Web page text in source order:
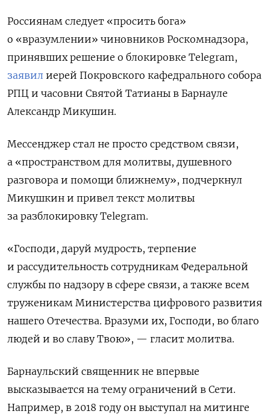
Россиянам следует «просить бога»
о «вразумлении» чиновников Роскомнадзора,
принявших решение о блокировке Telegram,
заявил иерей Покровского кафедрального собора
РПЦ и часовни Святой Татианы в Барнауле
Александр Микушин.
Мессенджер стал не просто средством связи,
а «пространством для молитвы, душевного
разговора и помощи ближнему», подчеркнул
Микушкин и привел текст молитвы
за разблокировку Telegram.
«Господи, даруй мудрость, терпение
и рассудительность сотрудникам Федеральной
службы по надзору в сфере связи, а также всем
труженикам Министерства цифрового развития
нашего Отечества. Вразуми их, Господи, во благо
людей и во славу Твою», — гласит молитва.
Барнаульский священник не впервые
высказывается на тему ограничений в Сети.
Например, в 2018 году он выступал на митинге